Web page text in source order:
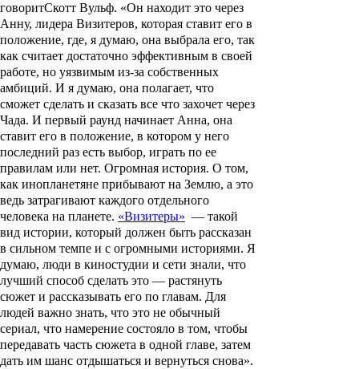
говоритСкотт Вульф. «Он находит это через
Анну, лидера Визитеров, которая ставит его в
положение, где, я думаю, она выбрала его, так
как считает достаточно эффективным в своей
работе, но уязвимым из-за собственных
амбиций. И я думаю, она полагает, что
сможет сделать и сказать все что захочет через
Чада. И первый раунд начинает Анна, она
ставит его в положение, в котором у него
последний раз есть выбор, играть по ее
правилам или нет. Огромная история. О том,
как инопланетяне прибывают на Землю, а это
ведь затрагивают каждого отдельного
человека на планете. «Визитеры» — такой
вид истории, который должен быть рассказан
в сильном темпе и с огромными историями. Я
думаю, люди в киностудии и сети знали, что
лучший способ сделать это — растянуть
сюжет и рассказывать его по главам. Для
людей важно знать, что это не обычный
сериал, что намерение состояло в том, чтобы
передавать часть сюжета в одной главе, затем
дать им шанс отдышаться и вернуться снова».